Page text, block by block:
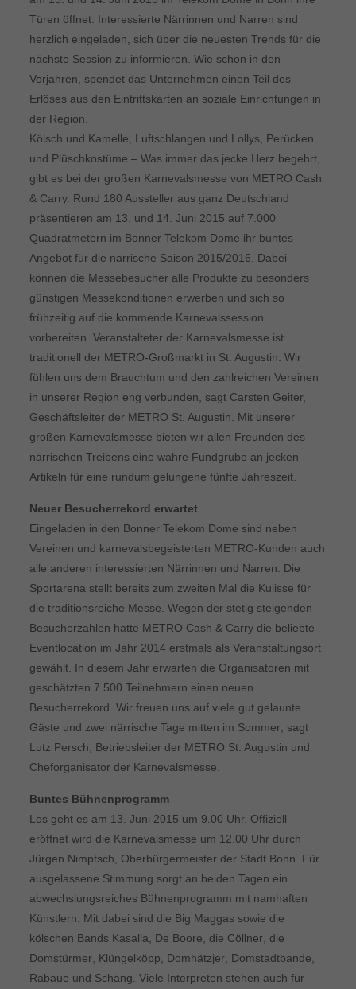
Türen öffnet. Interessierte Närrinnen und Narren sind
herzlich eingeladen, sich über die neuesten Trends für die
nächste Session zu informieren. Wie schon in den
Vorjahren, spendet das Unternehmen einen Teil des
Erlöses aus den Eintrittskarten an soziale Einrichtungen in
der Region.
Kölsch und Kamelle, Luftschlangen und Lollys, Perücken
und Plüschkostüme – Was immer das jecke Herz begehrt,
gibt es bei der großen Karnevalsmesse von METRO Cash
& Carry. Rund 180 Aussteller aus ganz Deutschland
präsentieren am 13. und 14. Juni 2015 auf 7.000
Quadratmetern im Bonner Telekom Dome ihr buntes
Angebot für die närrische Saison 2015/2016. Dabei
können die Messebesucher alle Produkte zu besonders
günstigen Messekonditionen erwerben und sich so
frühzeitig auf die kommende Karnevalssession
vorbereiten. Veranstalteter der Karnevalsmesse ist
traditionell der METRO-Großmarkt in St. Augustin. Wir
fühlen uns dem Brauchtum und den zahlreichen Vereinen
in unserer Region eng verbunden, sagt Carsten Geiter,
Geschäftsleiter der METRO St. Augustin. Mit unserer
großen Karnevalsmesse bieten wir allen Freunden des
närrischen Treibens eine wahre Fundgrube an jecken
Artikeln für eine rundum gelungene fünfte Jahreszeit.
Neuer Besucherrekord erwartet
Eingeladen in den Bonner Telekom Dome sind neben
Vereinen und karnevalsbegeisterten METRO-Kunden auch
alle anderen interessierten Närrinnen und Narren. Die
Sportarena stellt bereits zum zweiten Mal die Kulisse für
die traditionsreiche Messe. Wegen der stetig steigenden
Besucherzahlen hatte METRO Cash & Carry die beliebte
Eventlocation im Jahr 2014 erstmals als Veranstaltungsort
gewählt. In diesem Jahr erwarten die Organisatoren mit
geschätzten 7.500 Teilnehmern einen neuen
Besucherrekord. Wir freuen uns auf viele gut gelaunte
Gäste und zwei närrische Tage mitten im Sommer, sagt
Lutz Persch, Betriebsleiter der METRO St. Augustin und
Cheforganisator der Karnevalsmesse.
Buntes Bühnenprogramm
Los geht es am 13. Juni 2015 um 9.00 Uhr. Offiziell
eröffnet wird die Karnevalsmesse um 12.00 Uhr durch
Jürgen Nimptsch, Oberbürgermeister der Stadt Bonn. Für
ausgelassene Stimmung sorgt an beiden Tagen ein
abwechslungsreiches Bühnenprogramm mit namhaften
Künstlern. Mit dabei sind die Big Maggas sowie die
kölschen Bands Kasalla, De Boore, die Cöllner, die
Domstürmer, Klüngelköpp, Domhätzjer, Domstadtbande,
Rabaue und Schäng. Viele Interpreten stehen auch für